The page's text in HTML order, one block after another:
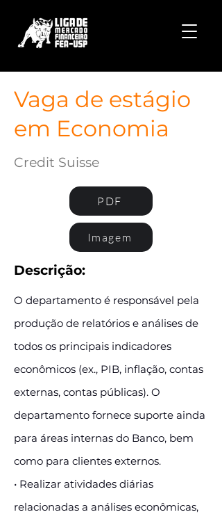
Vaga de estágio
em Economia
Credit Suisse
PDF
Imagem
Descrição:
O departamento é responsável pela
produção de relatórios e análises de
todos os principais indicadores
econômicos (ex., PIB, inflação, contas
externas, contas públicas). O
departamento fornece suporte ainda
para áreas internas do Banco, bem
como para clientes externos.
• Realizar atividades diárias
relacionadas a análises econômicas,